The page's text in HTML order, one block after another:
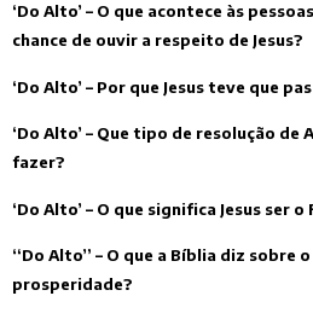
‘Do Alto’ – O que acontece às
chance de ouvir a respeito de Jesus?
‘Do Alto’ – Por que Jesus teve que
‘Do Alto’ – Que tipo de resolução de
fazer?
‘Do Alto’ – O que significa Jesus ser o
“Do Alto” – O que a Bíblia diz sobre
prosperidade?